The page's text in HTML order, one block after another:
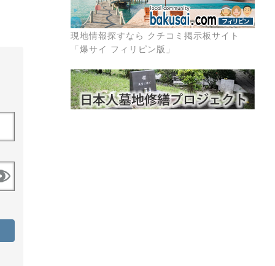
現地情報探すなら クチコミ掲示板サイト
「爆サイ フィリピン版」